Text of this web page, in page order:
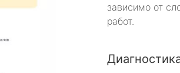
зависимо от
работ.